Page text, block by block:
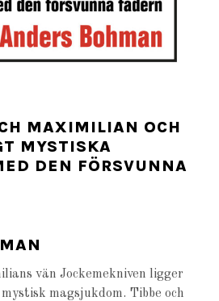
MAXIMILIAN OCH
MYSTISKA
DEN FÖRSVUNNA
vän Jockemekniven ligger
magsjukdom. Tibbe och